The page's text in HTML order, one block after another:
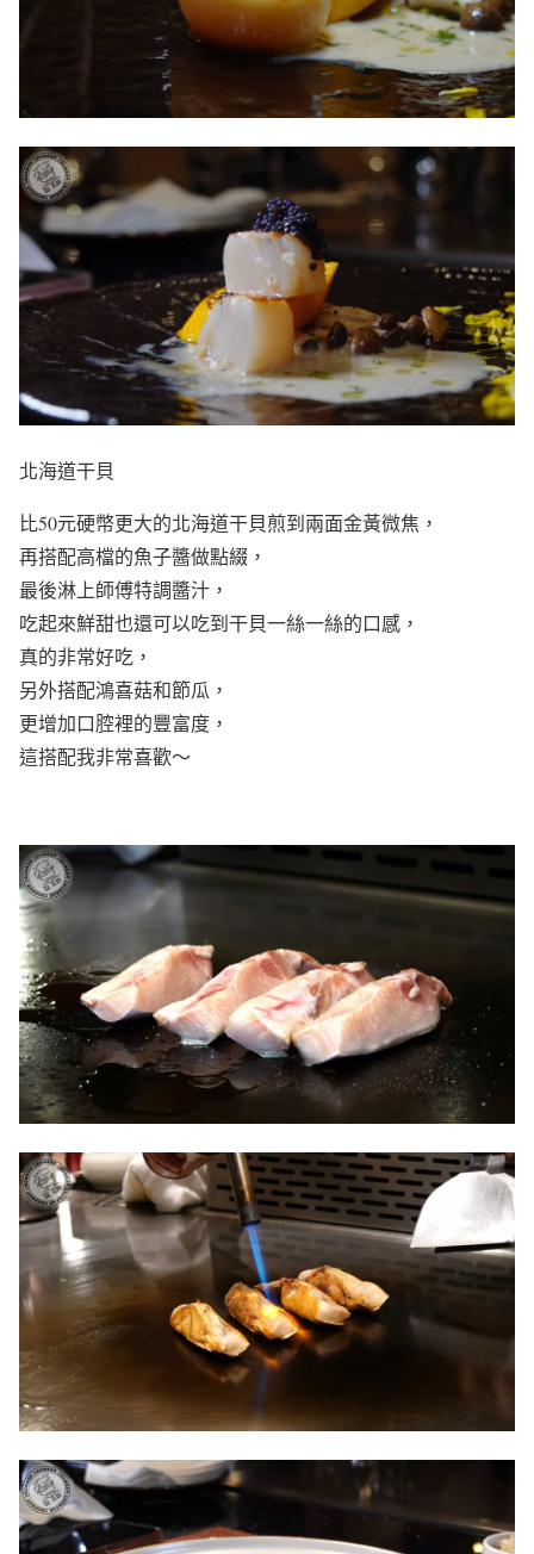
北海道干貝
比50元硬幣更大的北海道干貝煎到兩面金黃微焦，
再搭配高檔的魚子醬做點綴，
最後淋上師傅特調醬汁，
吃起來鮮甜也還可以吃到干貝一絲一絲的口感，
真的非常好吃，
另外搭配鴻喜菇和節瓜，
更增加口腔裡的豐富度，
這搭配我非常喜歡～